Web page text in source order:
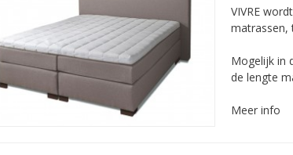
VIVRE
matrassen,
Mogelijk in
de lengte
Meer info